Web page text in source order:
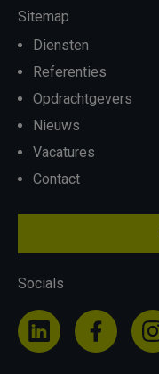
Sitemap
Diensten
Referenties
Opdrachtgevers
Nieuws
Vacatures
Contact
Socials